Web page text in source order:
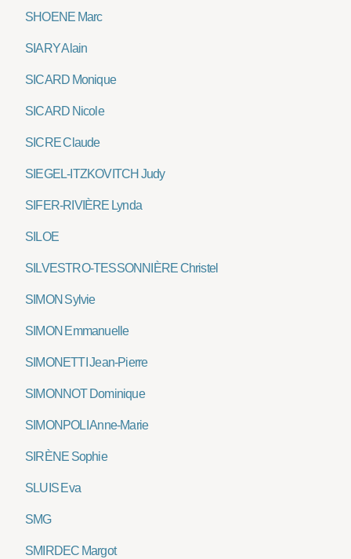
SHOENE Marc
SIARY Alain
SICARD Monique
SICARD Nicole
SICRE Claude
SIEGEL-ITZKOVITCH Judy
SIFER-RIVIÈRE Lynda
SILOE
SILVESTRO-TESSONNIÈRE Christel
SIMON Sylvie
SIMON Emmanuelle
SIMONETTI Jean-Pierre
SIMONNOT Dominique
SIMONPOLI Anne-Marie
SIRÈNE Sophie
SLUIS Eva
SMG
SMIRDEC Margot